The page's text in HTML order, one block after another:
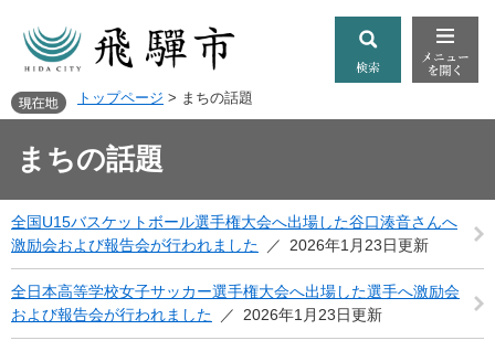
トップページ > まちの話題
まちの話題
全国U15バスケットボール選手権大会へ出場した谷口湊音さんへ
激励会および報告会が行われました
2026年1月23日更新
全日本高等学校女子サッカー選手権大会へ出場した選手へ激励会
および報告会が行われました
2026年1月23日更新